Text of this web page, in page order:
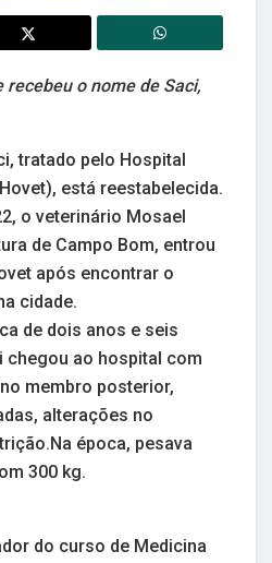
recebeu o nome de Saci,
tratado pelo Hospital
está reestabelecida.
o veterinário Mosael
de Campo Bom, entrou
após encontrar o
cidade.
de dois anos e seis
chegou ao hospital com
membro posterior,
alterações no
época, pesava
300 kg.
do curso de Medicina